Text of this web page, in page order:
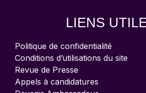
LIENS
Politique de confidentialité
Conditions d’utilisations du site
Revue de Presse
Appels à candidatures